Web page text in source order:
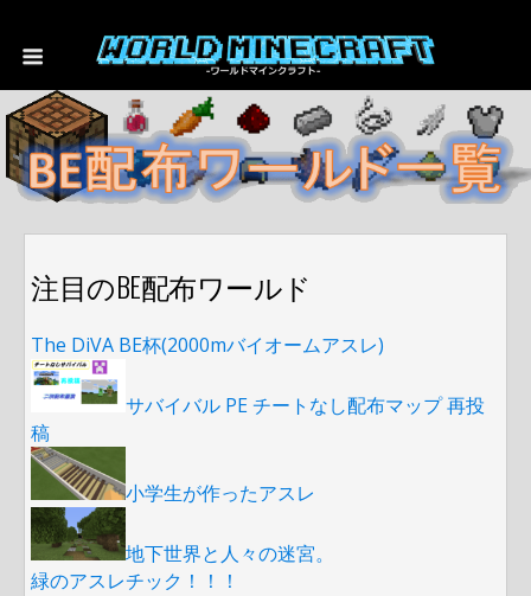
注目のBE配布ワールド
The DiVA BE杯(2000mバイオームアスレ)
サバイバル PE チートなし配布マップ 再投
稿
小学生が作ったアスレ
地下世界と人々の迷宮。
緑のアスレチック！！！